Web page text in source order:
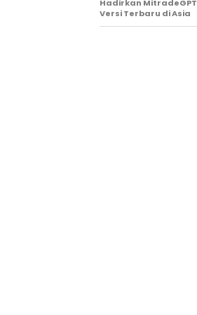
Hadirkan MitradeGPT
Versi Terbaru di Asia